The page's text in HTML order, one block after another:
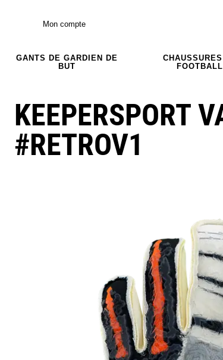
Mon compte
GANTS DE GARDIEN DE
BUT
FOOTBALL
KEEPERSPORT
#RETROV1